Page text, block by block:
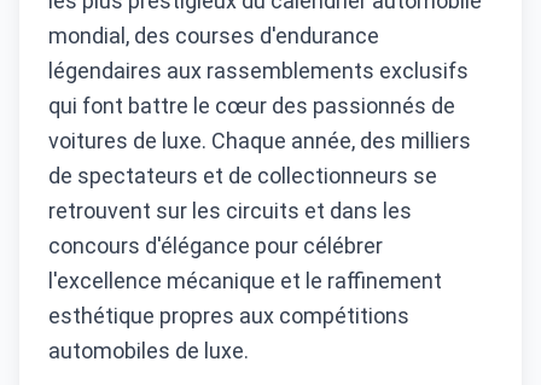
mondial, des courses d'endurance
légendaires aux rassemblements exclusifs
qui font battre le cœur des passionnés de
voitures de luxe. Chaque année, des milliers
de spectateurs et de collectionneurs se
retrouvent sur les circuits et dans les
concours d'élégance pour célébrer
l'excellence mécanique et le raffinement
esthétique propres aux compétitions
automobiles de luxe.